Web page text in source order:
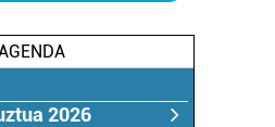
2026